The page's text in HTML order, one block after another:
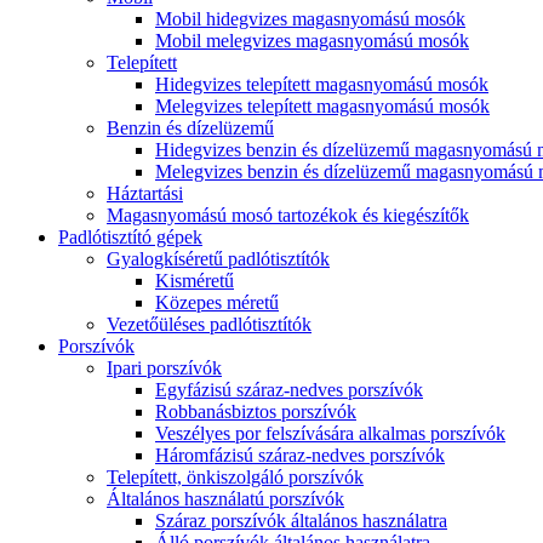
Mobil hidegvizes magasnyomású mosók
Mobil melegvizes magasnyomású mosók
Telepített
Hidegvizes telepített magasnyomású mosók
Melegvizes telepített magasnyomású mosók
Benzin és dízelüzemű
Hidegvizes benzin és dízelüzemű magasnyomású
Melegvizes benzin és dízelüzemű magasnyomású
Háztartási
Magasnyomású mosó tartozékok és kiegészítők
Padlótisztító gépek
Gyalogkíséretű padlótisztítók
Kisméretű
Közepes méretű
Vezetőüléses padlótisztítók
Porszívók
Ipari porszívók
Egyfázisú száraz-nedves porszívók
Robbanásbiztos porszívók
Veszélyes por felszívására alkalmas porszívók
Háromfázisú száraz-nedves porszívók
Telepített, önkiszolgáló porszívók
Általános használatú porszívók
Száraz porszívók általános használatra